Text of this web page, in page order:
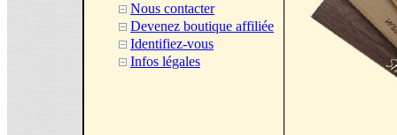
Nous contacter
Devenez boutique affiliée
Identifiez-vous
Infos légales